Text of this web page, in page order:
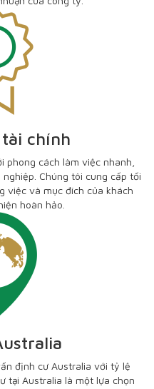
chính
phong cách làm việc nhanh,
Chúng tôi cung cấp tối
việc và mục đích của khách
hoàn hảo.
định cư Australia với tỷ lệ
tại Australia là một lựa chọn